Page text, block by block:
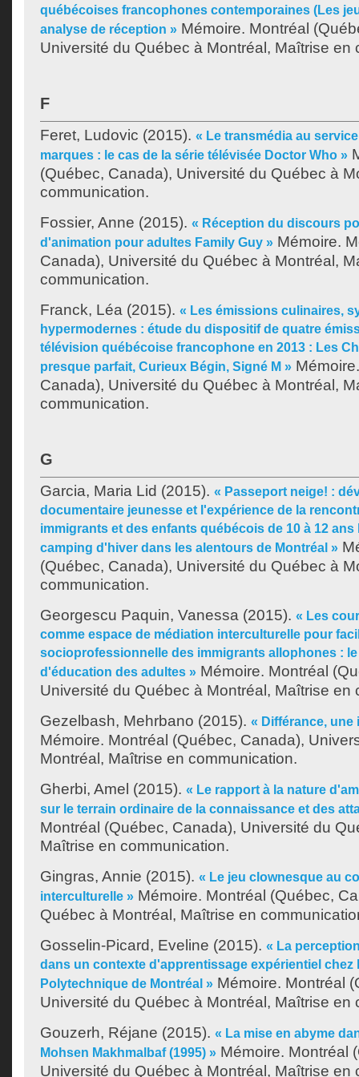
québécoises francophones contemporaines (Les
analyse de réception » Mémoire. Montréal
Université du Québec à Montréal, Maîtrise en
F
Feret, Ludovic (2015). « Le transmédia au
marques : le cas de la série télévisée Doctor Who »
(Québec, Canada), Université du Québec à
communication.
Fossier, Anne (2015). « Réception du discours
d'animation pour adultes Family Guy » Mémoire.
Canada), Université du Québec à Montréal,
communication.
Franck, Léa (2015). « Les émissions culinaires,
hypermodernes : étude du dispositif de quatre
télévision québécoise francophone en 2013 : Les
presque parfait, Curieux Bégin, Signé M »
Canada), Université du Québec à Montréal,
communication.
G
Garcia, Maria Lid (2015). « Passeport neige! :
documentaire jeunesse et l'expérience de la
immigrants et des enfants québécois de 10 à 12
camping d'hiver dans les alentours de Montréal »
(Québec, Canada), Université du Québec à
communication.
Georgescu Paquin, Vanessa (2015). « Les
comme espace de médiation interculturelle pour
socioprofessionnelle des immigrants allophones :
d'éducation des adultes » Mémoire. Montréal
Université du Québec à Montréal, Maîtrise en
Gezelbash, Mehrbano (2015). « Différance,
Mémoire. Montréal (Québec, Canada),
Montréal, Maîtrise en communication.
Gherbi, Amel (2015). « Le rapport à la nature
sur le terrain ordinaire de la connaissance et des
Montréal (Québec, Canada), Université du
Maîtrise en communication.
Gingras, Annie (2015). « Le jeu clownesque au
interculturelle » Mémoire. Montréal (Québec,
Québec à Montréal, Maîtrise en
Gosselin-Picard, Eveline (2015). « La
dans un contexte d'apprentissage expérientiel chez
Polytechnique de Montréal » Mémoire. Montréal
Université du Québec à Montréal, Maîtrise en
Gouzerh, Réjane (2015). « La mise en abyme
Mohsen Makhmalbaf (1995) » Mémoire. Montréal
Université du Québec à Montréal, Maîtrise en